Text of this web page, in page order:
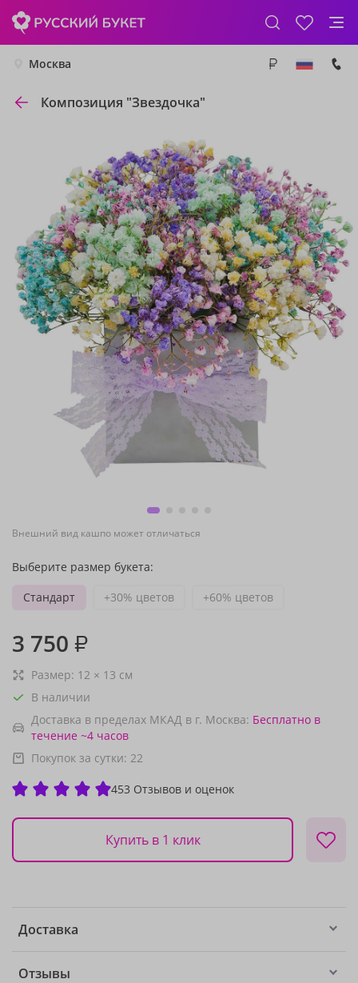
Москва
Композиция "Звездочка"
Внешний вид кашпо может отличаться
Выберите размер букета:
Стандарт
+30% цветов +60% цветов
3 750 ₽
Размер: 12 × 13 см
В наличии
Доставка в пределах МКАД в г. Москва: Бесплатно в
течение ~4 часов
Покупок за сутки: 22
453 Отзывов и оценок
Купить в 1 клик
Доставка
Отзывы